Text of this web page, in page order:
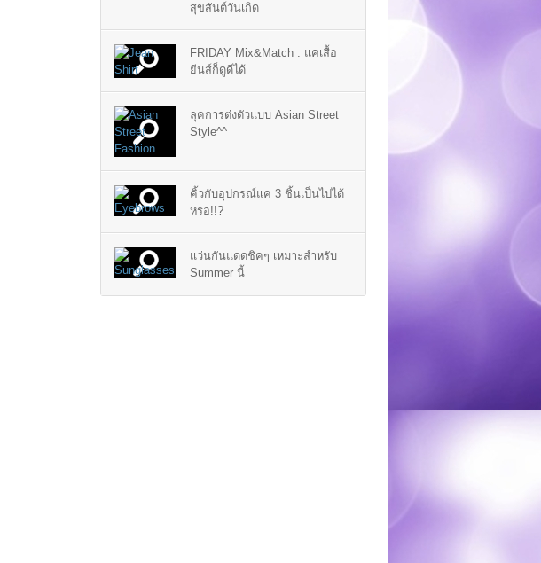
สุขสันต์วันเกิด
FRIDAY Mix&Match : แค่เสื้อ
ยีนส์ก็ดูดีได้
ลุคการต่งตัวแบบ Asian Street
Style^^
คิ้วกับอุปกรณ์แค่ 3 ชิ้นเป็นไปได้
หรอ!!?
แว่นกันแดดชิคๆ เหมาะสำหรับ
Summer นี้